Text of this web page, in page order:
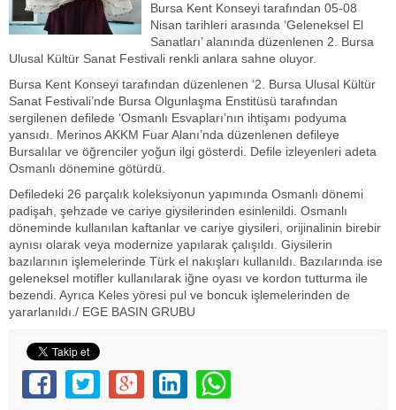
Bursa Kent Konseyi tarafından 05-08
Nisan tarihleri arasında ‘Geleneksel El
Sanatları’ alanında düzenlenen 2. Bursa
Ulusal Kültür Sanat Festivali renkli anlara sahne oluyor.
Bursa Kent Konseyi tarafından düzenlenen ‘2. Bursa Ulusal Kültür
Sanat Festivali’nde Bursa Olgunlaşma Enstitüsü tarafından
sergilenen defilede ‘Osmanlı Esvapları’nın ihtişamı podyuma
yansıdı. Merinos AKKM Fuar Alanı’nda düzenlenen defileye
Bursalılar ve öğrenciler yoğun ilgi gösterdi. Defile izleyenleri adeta
Osmanlı dönemine götürdü.
Defiledeki 26 parçalık koleksiyonun yapımında Osmanlı dönemi
padişah, şehzade ve cariye giysilerinden esinlenildi. Osmanlı
döneminde kullanılan kaftanlar ve cariye giysileri, orijinalinin birebir
aynısı olarak veya modernize yapılarak çalışıldı. Giysilerin
bazılarının işlemelerinde Türk el nakışları kullanıldı. Bazılarında ise
geleneksel motifler kullanılarak iğne oyası ve kordon tutturma ile
bezendi. Ayrıca Keles yöresi pul ve boncuk işlemelerinden de
yararlanıldı./ EGE BASIN GRUBU